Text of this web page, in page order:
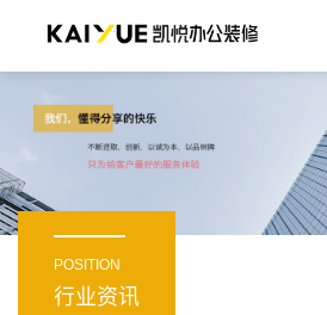
POSITION
行业资讯